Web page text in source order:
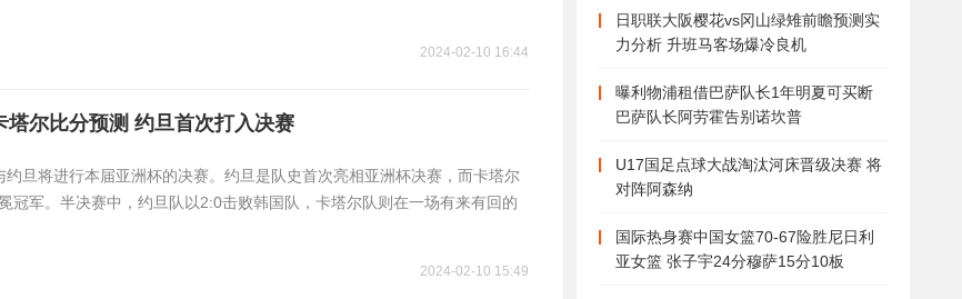
2024-02-10 16:44
尔比分预测 约旦首次打入决赛
旦将进行本届亚洲杯的决赛。约旦是队史首次亮相亚洲杯决赛，而卡塔尔
冠军。半决赛中，约旦队以2:0击败韩国队，卡塔尔队则在一场有来有回的
2024-02-10 15:49
日职联大阪樱花vs冈山绿雉前瞻预测实
力分析 升班马客场爆冷良机
曝利物浦租借巴萨队长1年明夏可买断
巴萨队长阿劳霍告别诺坎普
U17国足点球大战淘汰河床晋级决赛 将
对阵阿森纳
国际热身赛中国女篮70-67险胜尼日利
亚女篮 张子宇24分穆萨15分10板